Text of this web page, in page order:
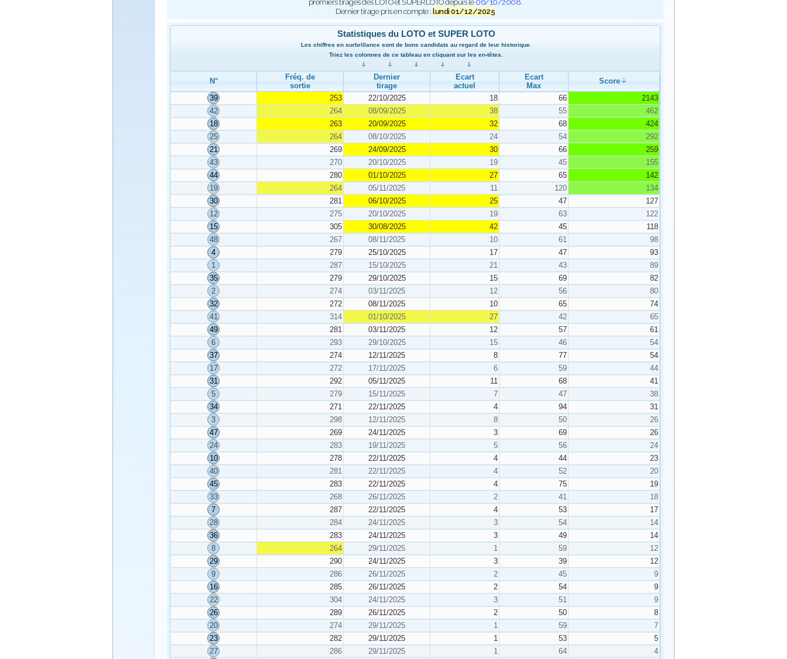
premiers tirages des LOTO et SUPERLOTO depuis le 06/10/2008.
Dernier tirage pris en compte : lundi 01/12/2025
Statistiques du LOTO et SUPER LOTO
Les chiffres en surbrillance sont de bons candidats au regard de leur historique.
Triez les colonnes de ce tableau en cliquant sur les en-têtes.
N°
Fréq. de
sortie
Dernier
tirage
Ecart
actuel
Ecart
Max
Score
39
253 22/10/2025 18 66
2143
42
264 08/09/2025 38 55
462
18
263 20/09/2025 32 68
424
25
264 08/10/2025 24 54
292
21
269 24/09/2025 30 66
259
43
270 20/10/2025 19 45
155
44
280 01/10/2025 27 65
142
19
264 05/11/2025 11 120
134
30
281 06/10/2025 25 47
127
12
275 20/10/2025 19 63
122
15
305 30/08/2025 42 45
118
48
267 08/11/2025 10 61
98
4
279 25/10/2025 17 47
93
1
287 15/10/2025 21 43
89
35
279 29/10/2025 15 69
82
2
274 03/11/2025 12 56
80
32
272 08/11/2025 10 65
74
41
314 01/10/2025 27 42
65
49
281 03/11/2025 12 57
61
6
293 29/10/2025 15 46
54
37
274 12/11/2025 8 77
54
17
272 17/11/2025 6 59
44
31
292 05/11/2025 11 68
41
5
279 15/11/2025 7 47
38
34
271 22/11/2025 4 94
31
3
298 12/11/2025 8 50
26
47
269 24/11/2025 3 69
26
24
283 19/11/2025 5 56
24
10
278 22/11/2025 4 44
23
40
281 22/11/2025 4 52
20
45
283 22/11/2025 4 75
19
33
268 26/11/2025 2 41
18
7
287 22/11/2025 4 53
17
28
284 24/11/2025 3 54
14
36
283 24/11/2025 3 49
14
8
264 29/11/2025 1 59
12
29
290 24/11/2025 3 39
12
9
286 26/11/2025 2 45
9
16
285 26/11/2025 2 54
9
22
304 24/11/2025 3 51
9
26
289 26/11/2025 2 50
8
20
274 29/11/2025 1 59
7
23
282 29/11/2025 1 53
5
27
286 29/11/2025 1 64 4